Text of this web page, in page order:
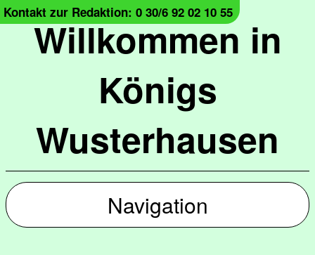
Willkommen in
Königs
Wusterhausen
Kontakt zur Redaktion: 0 30/6 92 02 10 55
Navigation